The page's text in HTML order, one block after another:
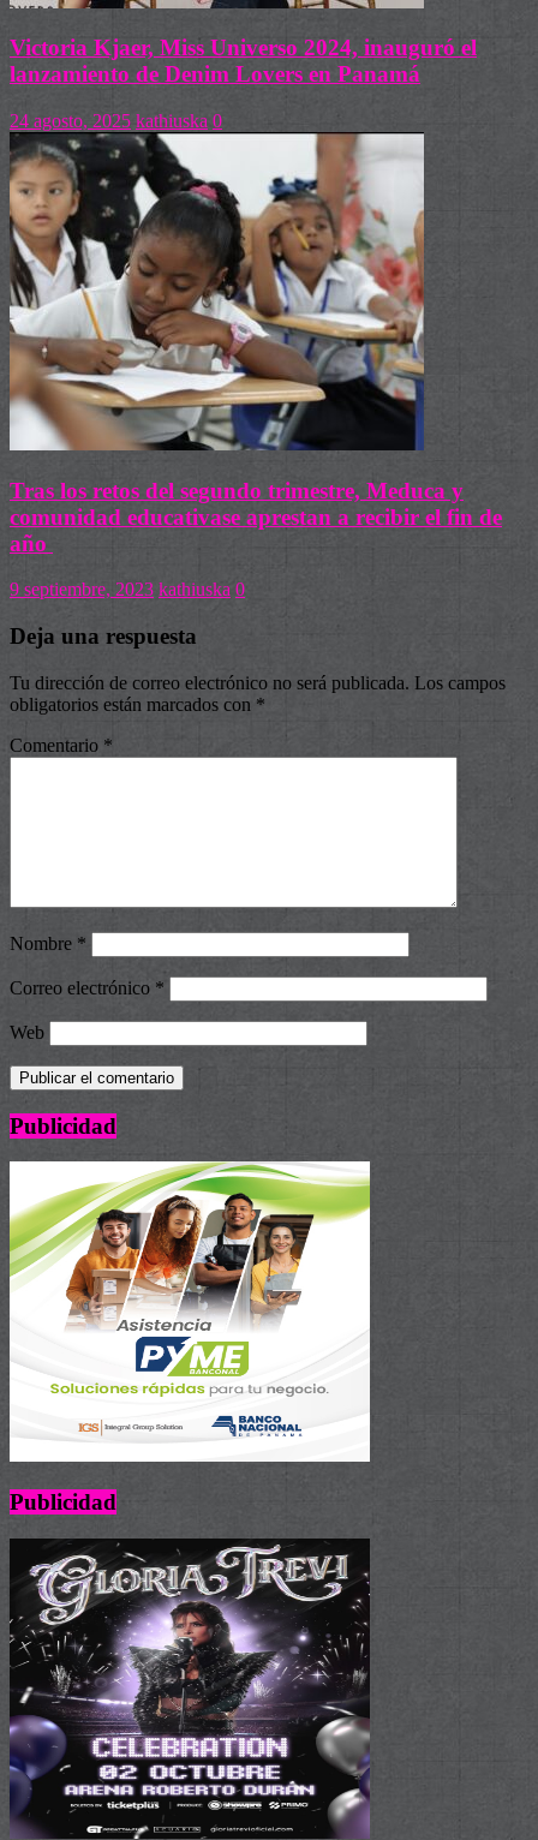
Victoria Kjaer, Miss Universo 2024, inauguró el
lanzamiento de Denim Lovers en Panamá
24 agosto, 2025 kathiuska 0
Tras los retos del segundo trimestre, Meduca y
comunidad educativase aprestan a recibir el fin de
año
9 septiembre, 2023 kathiuska 0
Deja una respuesta
Tu dirección de correo electrónico no será publicada. Los campos
obligatorios están marcados con *
Comentario *
Nombre *
Correo electrónico *
Web
Publicidad
Publicidad